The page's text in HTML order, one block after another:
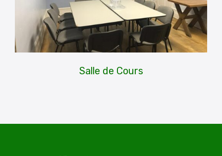
Salle de Cours